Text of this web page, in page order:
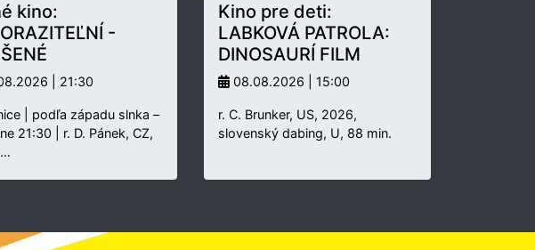
kino:
-
| 21:30
| podľa západu slnka –
21:30 | r. D. Pánek, CZ,
Kino pre deti:
LABKOVÁ PATROLA:
DINOSAURÍ FILM
08.08.2026 | 15:00
r. C. Brunker, US, 2026,
slovenský dabing, U, 88 min.